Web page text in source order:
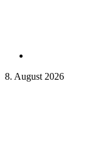
8. August 2026